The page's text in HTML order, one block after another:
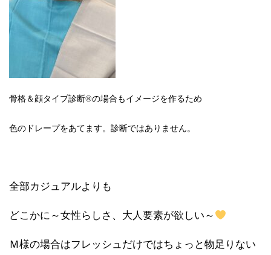
骨格＆顔タイプ診断®の場合もイメージを作るため
色のドレープをあてます。診断ではありません。
全部カジュアルよりも
どこかに～女性らしさ、大人要素が欲しい～
Ｍ様の場合はフレッシュだけではちょっと物足りない